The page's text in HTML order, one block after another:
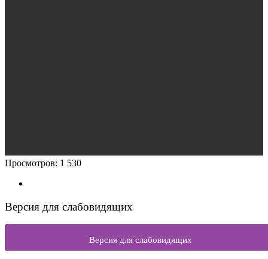
Просмотров: 1 530
Версия для слабовидящих
Версия для слабовидящих